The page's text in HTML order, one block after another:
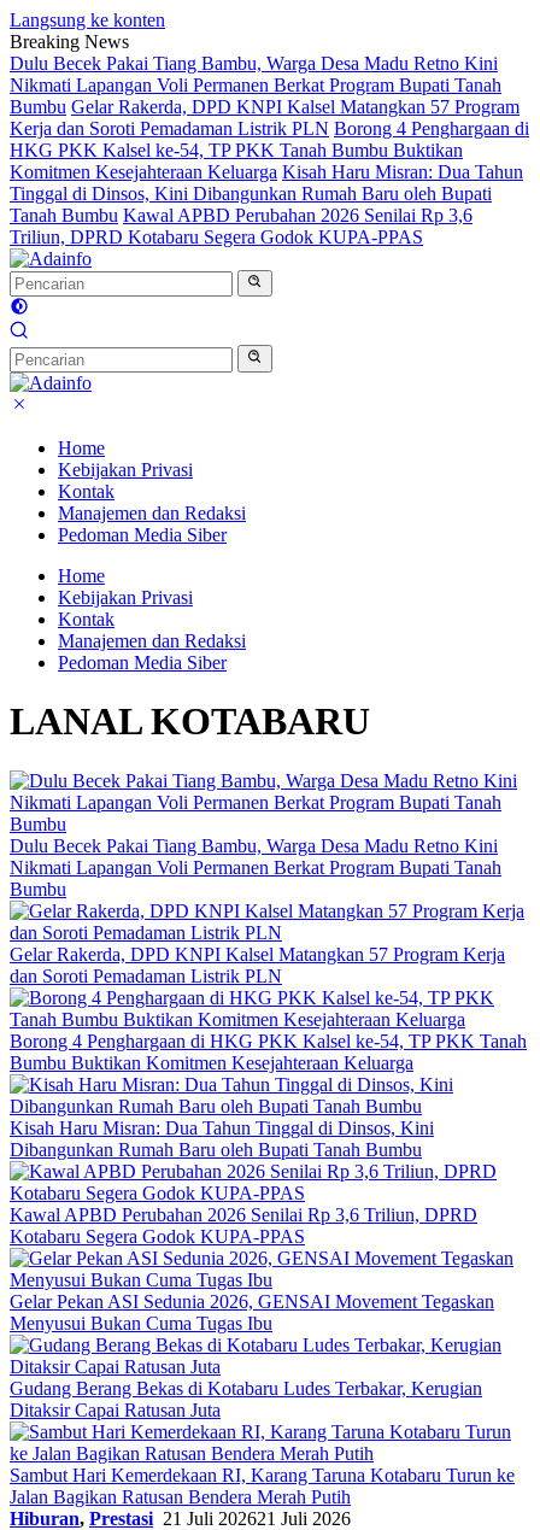
Langsung ke konten
Breaking News
Dulu Becek Pakai Tiang Bambu, Warga Desa Madu Retno Kini
Nikmati Lapangan Voli Permanen Berkat Program Bupati Tanah
Bumbu Gelar Rakerda, DPD KNPI Kalsel Matangkan 57 Program
Kerja dan Soroti Pemadaman Listrik PLN Borong 4 Penghargaan di
HKG PKK Kalsel ke-54, TP PKK Tanah Bumbu Buktikan
Komitmen Kesejahteraan Keluarga Kisah Haru Misran: Dua Tahun
Tinggal di Dinsos, Kini Dibangunkan Rumah Baru oleh Bupati
Tanah Bumbu Kawal APBD Perubahan 2026 Senilai Rp 3,6
Triliun, DPRD Kotabaru Segera Godok KUPA-PPAS
Home
Kebijakan Privasi
Kontak
Manajemen dan Redaksi
Pedoman Media Siber
Home
Kebijakan Privasi
Kontak
Manajemen dan Redaksi
Pedoman Media Siber
LANAL KOTABARU
Dulu Becek Pakai Tiang Bambu, Warga Desa Madu Retno Kini
Nikmati Lapangan Voli Permanen Berkat Program Bupati Tanah
Bumbu
Gelar Rakerda, DPD KNPI Kalsel Matangkan 57 Program Kerja
dan Soroti Pemadaman Listrik PLN
Borong 4 Penghargaan di HKG PKK Kalsel ke-54, TP PKK Tanah
Bumbu Buktikan Komitmen Kesejahteraan Keluarga
Kisah Haru Misran: Dua Tahun Tinggal di Dinsos, Kini
Dibangunkan Rumah Baru oleh Bupati Tanah Bumbu
Kawal APBD Perubahan 2026 Senilai Rp 3,6 Triliun, DPRD
Kotabaru Segera Godok KUPA-PPAS
Gelar Pekan ASI Sedunia 2026, GENSAI Movement Tegaskan
Menyusui Bukan Cuma Tugas Ibu
Gudang Berang Bekas di Kotabaru Ludes Terbakar, Kerugian
Ditaksir Capai Ratusan Juta
Sambut Hari Kemerdekaan RI, Karang Taruna Kotabaru Turun ke
Jalan Bagikan Ratusan Bendera Merah Putih
Hiburan, Prestasi 21 Juli 202621 Juli 2026